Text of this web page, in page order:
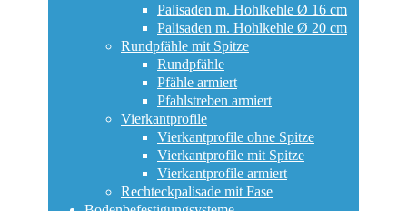
Palisaden m. Hohlkehle Ø 16 cm
Palisaden m. Hohlkehle Ø 20 cm
Rundpfähle mit Spitze
Rundpfähle
Pfähle armiert
Pfahlstreben armiert
Vierkantprofile
Vierkantprofile ohne Spitze
Vierkantprofile mit Spitze
Vierkantprofile armiert
Rechteckpalisade mit Fase